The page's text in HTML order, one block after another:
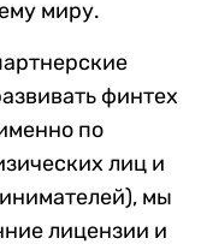
миру.
финтех
по
лиц и
мы
лицензии и